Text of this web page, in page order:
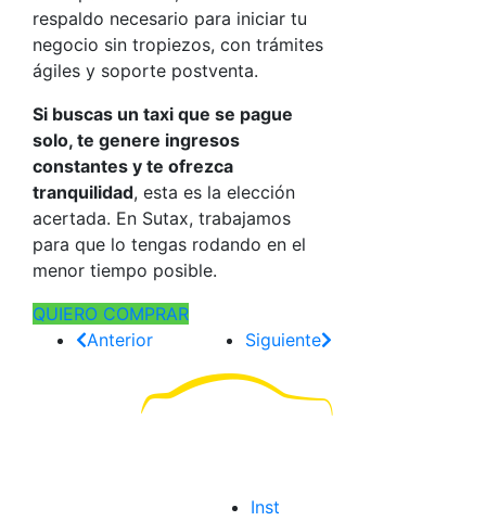
respaldo necesario para iniciar tu
negocio sin tropiezos, con trámites
ágiles y soporte postventa.
Si buscas un taxi que se pague
solo, te genere ingresos
constantes y te ofrezca
tranquilidad, esta es la elección
acertada. En Sutax, trabajamos
para que lo tengas rodando en el
menor tiempo posible.
QUIERO COMPRAR
Anterior
Siguiente
Inst